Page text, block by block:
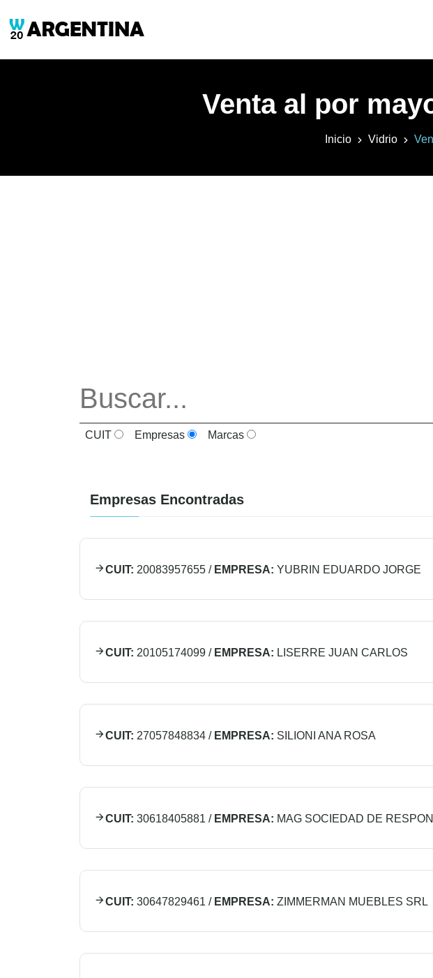
Venta al por
Inicio Vidrio
CUIT Empresas Marcas
Empresas Encontradas
CUIT: 20083957655 / EMPRESA: YUBRIN EDUARDO JORGE
CUIT: 20105174099 / EMPRESA: LISERRE JUAN CARLOS
CUIT: 27057848834 / EMPRESA: SILIONI ANA ROSA
CUIT: 30618405881 / EMPRESA: MAG SOCIEDAD DE
CUIT: 30647829461 / EMPRESA: ZIMMERMAN MUEBLES SRL